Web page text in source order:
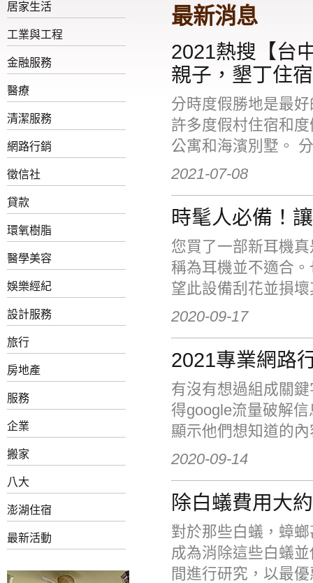
居家生活
工業與工程
金融服務
醫療
清潔服務
網路行銷
徵信社
貸款
環氧樹脂
醫學美容
娛樂經紀
設計服務
旅行
房地產
服務
企業
搬家
八大
澎湖住宿
最新活動
最新消息
2021熱搜【台
親子，墾丁住宿
分時度假勝地是最
許多度假村住宿和
公寓和海濱別墅。
2021-07-08
時髦人必備！
您買了一部新耳機
稱為耳機並不適合
望此設備刮花並損
2020-09-17
2021專業網路
有沒有想過組成關
得google流量破解
顯示他們想知道的
2020-09-14
除白蟻費用大
對於那些白蟻，蟑
成為消除這些白蟻
間進行研究，以最